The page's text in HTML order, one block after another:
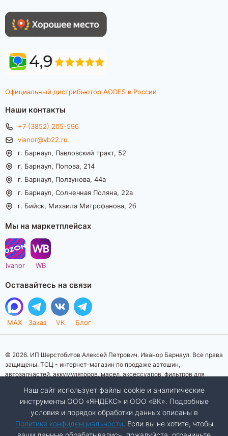
Официальный дистрибьютор AODES в России
Наши контакты
+7 (3852) 205-596
vianor@vb22.ru
г. Барнаул, Павловский тракт, 52
г. Барнаул, Попова, 214
г. Барнаул, Ползунова, 44а
г. Барнаул, Солнечная Поляна, 22а
г. Бийск, Михаила Митрофанова, 2б
Мы на маркетплейсах
Ivanor WB
Оставайтесь на связи
MAX Заказ VK Блог
© 2026. ИП Шерстобитов Алексей Петрович. Иванор Барнаул. Все права
защищены. ТСЦ - интернет-магазин по продаже автошин,
автозапчастей, аккумуляторов, масел, аксессуаров, фильтров для
информационный характер. Представленная информация о товарах, их
стоимости, характеристик, фото, наличия на складе ни при каких
условиях не является публичной офертой, определяемой положениями
Статьи 437 (2) Гражданского кодекса Российской Федерации.
Изображения товаров на фотографиях, представленных на сайте, могут
Наш сайт использует файлы cookie и аналитические
инструменты ООО «ЯНДЕКС» и ООО «ВК». Подробные
условия и порядок обработки данных описаны в
Политике конфиденциальности. Если вы не хотите, чтобы